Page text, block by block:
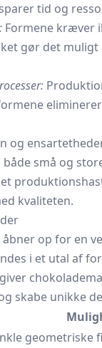
tid og
Formene kræver
gør det
og
små og
kvaliteten.
op for en
i et utal af
skabe unikke
geometriske